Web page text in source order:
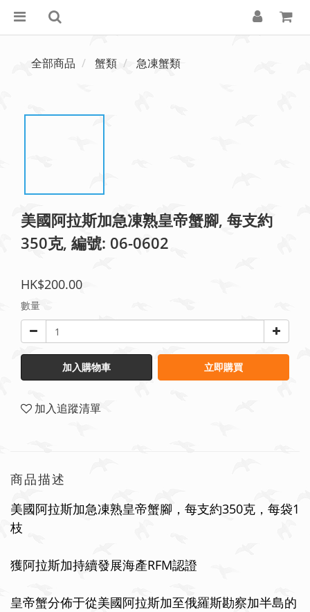
全部商品 蟹類 急凍蟹類
美國阿拉斯加急凍熟皇帝蟹腳, 每支約
350克, 編號: 06-0602
HK$200.00
數量
加入購物車 立即購買
加入追蹤清單
商品描述
美國阿拉斯加急凍熟皇帝蟹腳，每支約350克，每袋1
枝
獲阿拉斯加持續發展海產RFM認證
皇帝蟹分佈于從美國阿拉斯加至俄羅斯勘察加半島的